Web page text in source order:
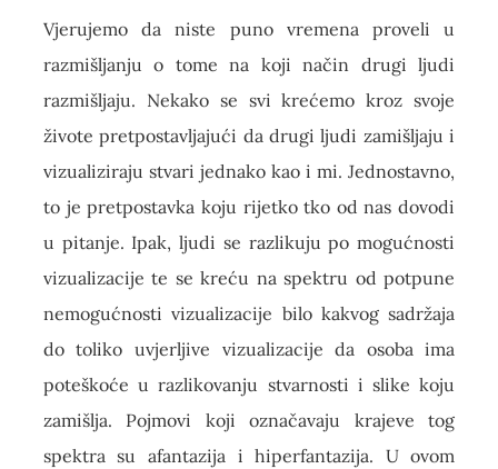
Vjerujemo da niste puno vremena proveli u
razmišljanju o tome na koji način drugi ljudi
razmišljaju. Nekako se svi krećemo kroz svoje
živote pretpostavljajući da drugi ljudi zamišljaju i
vizualiziraju stvari jednako kao i mi. Jednostavno,
to je pretpostavka koju rijetko tko od nas dovodi
u pitanje. Ipak, ljudi se razlikuju po mogućnosti
vizualizacije te se kreću na spektru od potpune
nemogućnosti vizualizacije bilo kakvog sadržaja
do toliko uvjerljive vizualizacije da osoba ima
poteškoće u razlikovanju stvarnosti i slike koju
zamišlja. Pojmovi koji označavaju krajeve tog
spektra su afantazija i hiperfantazija. U ovom